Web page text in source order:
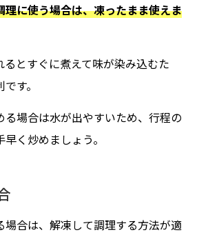
理に使う場合は、凍ったまま使えま
るとすぐに煮えて味が染み込むた
す。
場合は水が出やすいため、行程の
く炒めましょう。
場合は、解凍して調理する方法が適